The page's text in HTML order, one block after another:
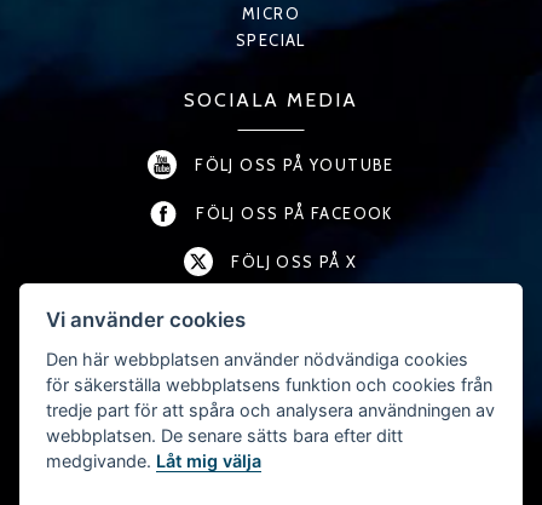
MICRO
SPECIAL
SOCIALA MEDIA
FÖLJ OSS PÅ YOUTUBE
FÖLJ OSS PÅ FACEOOK
FÖLJ OSS PÅ X
FÖLJ OSS PÅ LINKEDIN
FÖLJ OSS PÅ INSTAGRAM
KONTAKT
Vi använder cookies
Den här webbplatsen använder nödvändiga cookies
för säkerställa webbplatsens funktion och cookies från
tredje part för att spåra och analysera användningen av
webbplatsen. De senare sätts bara efter ditt
medgivande. Låt mig välja